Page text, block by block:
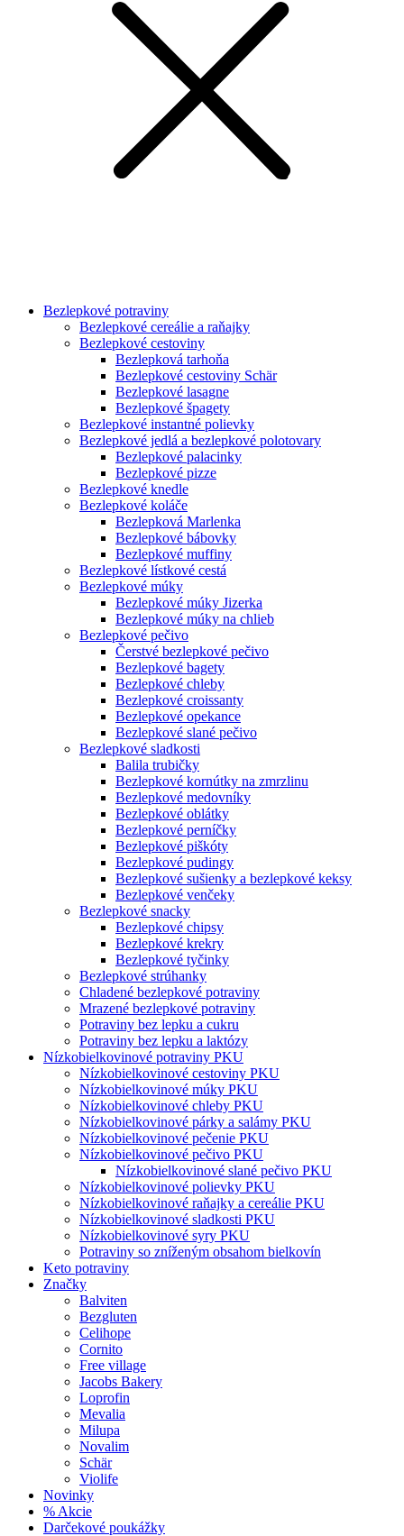
Bezlepkové potraviny
Bezlepkové cereálie a raňajky
Bezlepkové cestoviny
Bezlepková tarhoňa
Bezlepkové cestoviny Schär
Bezlepkové lasagne
Bezlepkové špagety
Bezlepkové instantné polievky
Bezlepkové jedlá a bezlepkové polotovary
Bezlepkové palacinky
Bezlepkové pizze
Bezlepkové knedle
Bezlepkové koláče
Bezlepková Marlenka
Bezlepkové bábovky
Bezlepkové muffiny
Bezlepkové lístkové cestá
Bezlepkové múky
Bezlepkové múky Jizerka
Bezlepkové múky na chlieb
Bezlepkové pečivo
Čerstvé bezlepkové pečivo
Bezlepkové bagety
Bezlepkové chleby
Bezlepkové croissanty
Bezlepkové opekance
Bezlepkové slané pečivo
Bezlepkové sladkosti
Balila trubičky
Bezlepkové kornútky na zmrzlinu
Bezlepkové medovníky
Bezlepkové oblátky
Bezlepkové perníčky
Bezlepkové piškóty
Bezlepkové pudingy
Bezlepkové sušienky a bezlepkové keksy
Bezlepkové venčeky
Bezlepkové snacky
Bezlepkové chipsy
Bezlepkové krekry
Bezlepkové tyčinky
Bezlepkové strúhanky
Chladené bezlepkové potraviny
Mrazené bezlepkové potraviny
Potraviny bez lepku a cukru
Potraviny bez lepku a laktózy
Nízko­bielkovinové potraviny PKU
Nízko­bielkovinové cestoviny PKU
Nízko­bielkovinové múky PKU
Nízkobielkovinové chleby PKU
Nízkobielkovinové párky a salámy PKU
Nízkobielkovinové pečenie PKU
Nízkobielkovinové pečivo PKU
Nízkobielkovinové slané pečivo PKU
Nízkobielkovinové polievky PKU
Nízkobielkovinové raňajky a cereálie PKU
Nízkobielkovinové sladkosti PKU
Nízkobielkovinové syry PKU
Potraviny so zníženým obsahom bielkovín
Keto potraviny
Značky
Balviten
Bezgluten
Celihope
Cornito
Free village
Jacobs Bakery
Loprofin
Mevalia
Milupa
Novalim
Schär
Violife
Novinky
% Akcie
Darčekové poukážky